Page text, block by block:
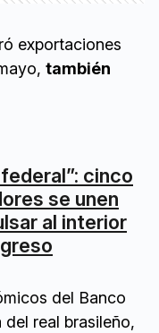
exportaciones
también
cinco
se unen
al interior
del Banco
real brasileño,